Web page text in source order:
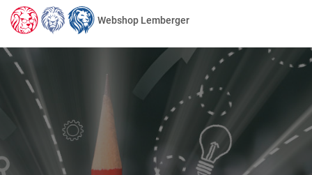
Webshop Lemberger